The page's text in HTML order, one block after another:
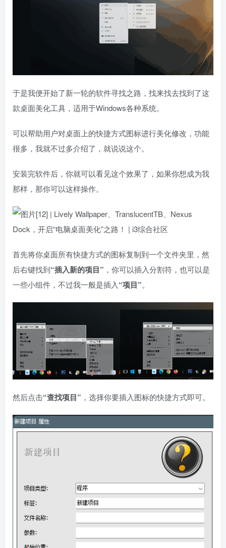
于是我便开始了新一轮的软件寻找之路，找来找去找到了这
款桌面美化工具，适用于Windows各种系统。
可以帮助用户对桌面上的快捷方式图标进行美化修改，功能
很多，我就不过多介绍了，就说说这个。
安装完软件后，你就可以看见这个效果了，如果你想成为我
那样，那你可以这样操作。
首先将你桌面所有快捷方式的图标复制到一个文件夹里，然
后右键找到“插入新的项目” ，你可以插入分割符，也可以是
一些小组件，不过我一般是插入“项目”。
然后点击“查找项目” ，选择你要插入图标的快捷方式即可。